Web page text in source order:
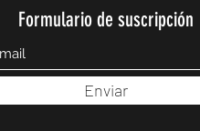
Formulario de suscripción
Enviar